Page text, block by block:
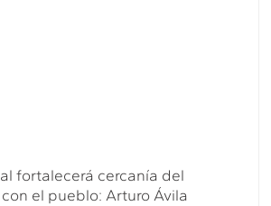
fortalecerá cercanía del
el pueblo: Arturo Ávila